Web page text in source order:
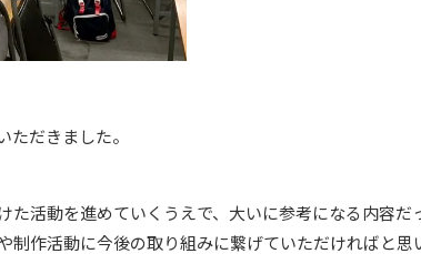
だきました。
活動を進めていくうえで、大いに参考になる内容だ
作活動に今後の取り組みに繋げていただければと思